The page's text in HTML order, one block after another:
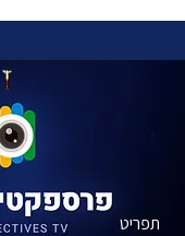
תפריט